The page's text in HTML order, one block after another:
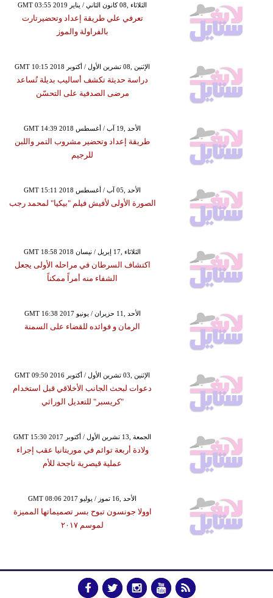
GMT 03:55 2019 الثلاثاء ,08 كانون الثاني / يناير
تعرفي علي طريقة إعداد وتحضيرتارت
بالفراولة والموز
GMT 10:15 2018 الإثنين ,08 تشرين الأول / أكتوبر
دراسة حديثة تكشف أساليب بديلة تُساعد
مرضى الصدفية على التحسّن
GMT 14:39 2018 الأحد ,19 آب / أغسطس
طريقة إعداد وتحضير مشروب التمر واللبن
للرجيم
GMT 15:11 2018 الأحد ,05 آب / أغسطس
الصورة الأولى لأفيش فيلم "بيكيا" لمحمد رجب
GMT 18:58 2018 الثلاثاء ,17 إبريل / نيسان
اكتشاف السرطان في مراحله الأولى يجعل
الشفاء منه أمراً ممكناً
GMT 16:38 2017 الأحد ,11 حزيران / يونيو
الرمان و فوائده للقضاء على السمنة
GMT 09:50 2016 الإثنين ,03 تشرين الأول / أكتوبر
دعوات لبحث الجانب الأخلاقي قبل استخدام
"كريسبر" للتعديل الوراثي
GMT 15:30 2017 الجمعة ,13 تشرين الأول / أكتوبر
ولادة أربعة توائم في موريتانيا عقب إجراء
عملية قيصرية ناجحة للأم
GMT 08:06 2017 الأحد ,16 تموز / يوليو
اوولا جونسون تبوح بسر تصميماتها المميزة
لموسم ٢٠١٧